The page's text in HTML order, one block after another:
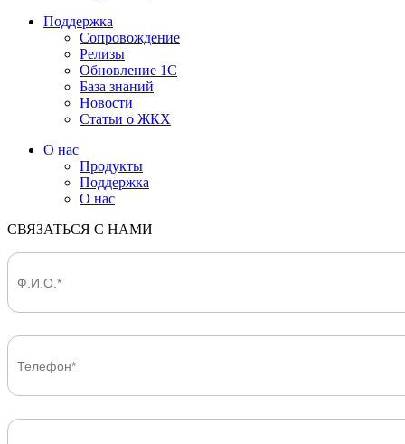
Поддержка
Сопровождение
Релизы
Обновление 1С
База знаний
Новости
Статьи о ЖКХ
О нас
Продукты
Поддержка
О нас
СВЯЗАТЬСЯ С НАМИ